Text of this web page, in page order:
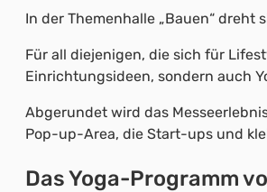
In der Themenhalle „Bauen“
Für all diejenigen, die sich für
Einrichtungsideen, sondern auch
Abgerundet wird das
Pop-up-Area, die Start-ups und
Das Yoga-Programm